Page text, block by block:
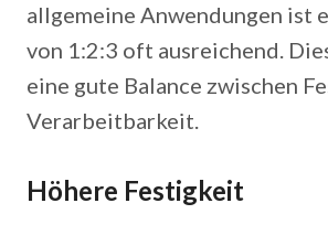
allgemeine Anwendungen ist
von 1:2:3 oft ausreichend.
eine gute Balance zwischen
Verarbeitbarkeit.
Höhere Festigkeit